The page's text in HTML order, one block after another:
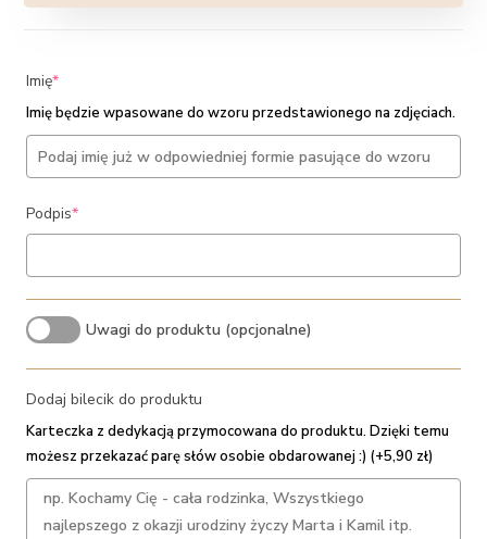
Imię*(required)
Imię będzie wpasowane do wzoru przedstawionego na zdjęciach.
Podpis*(required)
Uwagi do produktu (opcjonalne)
Dodaj bilecik do produktu
Karteczka z dedykacją przymocowana do produktu. Dzięki temu
możesz przekazać parę słów osobie obdarowanej :) (+5,90 zł)